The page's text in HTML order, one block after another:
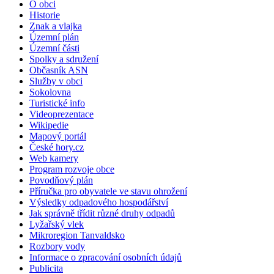
O obci
Historie
Znak a vlajka
Územní plán
Územní části
Spolky a sdružení
Občasník ASN
Služby v obci
Sokolovna
Turistické info
Videoprezentace
Wikipedie
Mapový portál
České hory.cz
Web kamery
Program rozvoje obce
Povodňový plán
Příručka pro obyvatele ve stavu ohrožení
Výsledky odpadového hospodářství
Jak správně třídit různé druhy odpadů
Lyžařský vlek
Mikroregion Tanvaldsko
Rozbory vody
Informace o zpracování osobních údajů
Publicita